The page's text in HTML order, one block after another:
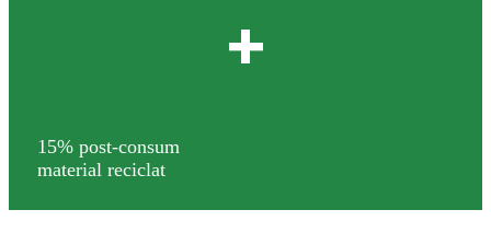
+
15% post-consum
material reciclat